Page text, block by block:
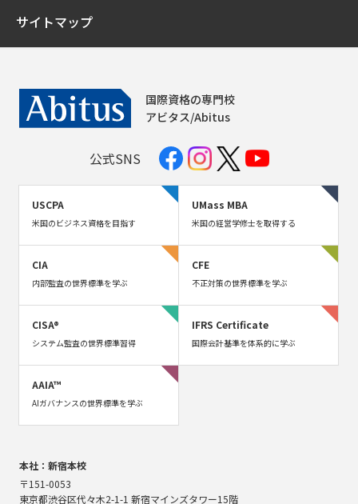
サイトマップ
国際資格の専門校
アビタス/Abitus
公式SNS
USCPA
米国のビジネス資格を目指す
UMass MBA
米国の経営学修士を取得する
CIA
内部監査の世界標準を学ぶ
CFE
不正対策の世界標準を学ぶ
CISA®
システム監査の世界標準習得
IFRS Certificate
国際会計基準を体系的に学ぶ
AAIA™
AIガバナンスの世界標準を学ぶ
本社：新宿本校
〒151-0053
東京都渋谷区代々木2-1-1 新宿マインズタワー15階